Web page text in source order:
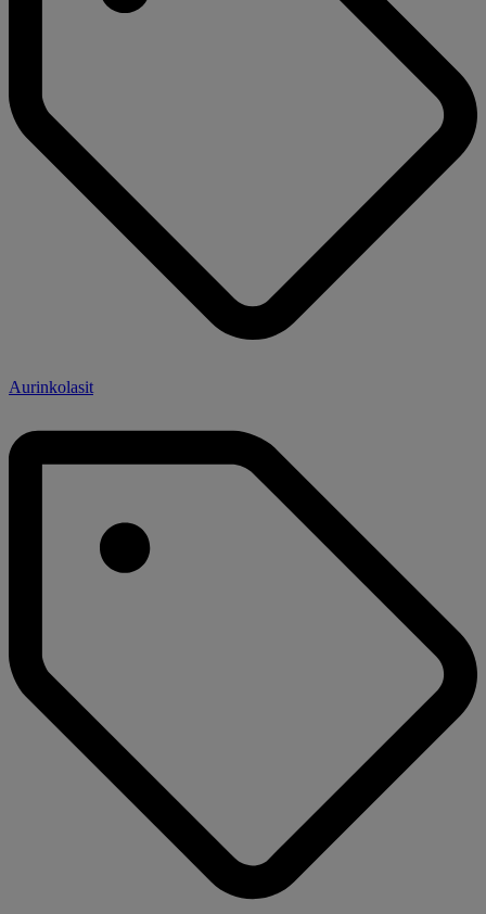
Aurinkolasit